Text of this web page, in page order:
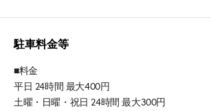
駐車料金等
■料金
平日 24時間 最大400円
土曜・日曜・祝日 24時間 最大300円